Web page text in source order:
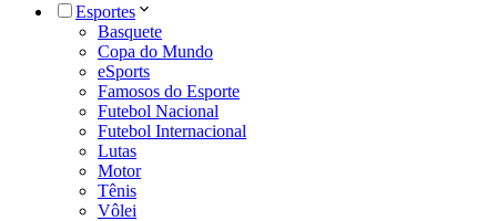
Esportes
Basquete
Copa do Mundo
eSports
Famosos do Esporte
Futebol Nacional
Futebol Internacional
Lutas
Motor
Tênis
Vôlei